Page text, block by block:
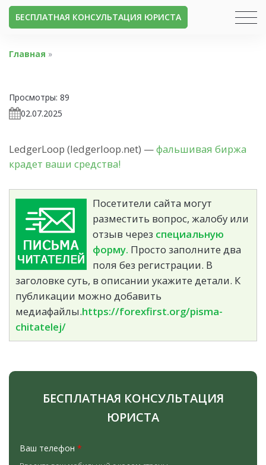
БЕСПЛАТНАЯ КОНСУЛЬТАЦИЯ ЮРИСТА
Главная »
Просмотры: 89
02.07.2025
LedgerLoop (ledgerloop.net) —фальшивая биржа
крадет ваши средства!
Посетители сайта могут
разместить вопрос, жалобу или
отзыв через специальную
форму. Просто заполните два
поля без регистрации. В
заголовке суть, в описании укажите детали. К
публикации можно добавить
медиафайлы.https://forexfirst.org/pisma-
chitatelej/
БЕСПЛАТНАЯ КОНСУЛЬТАЦИЯ
ЮРИСТА
Ваш телефон *